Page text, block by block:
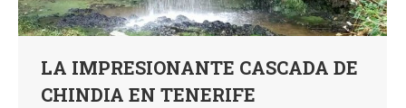
LA IMPRESIONANTE CASCADA DE
CHINDIA EN TENERIFE